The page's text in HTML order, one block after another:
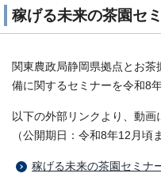
稼げる未来の茶園セ
関東農政局静岡県拠点とお
備に関するセミナーを令和8
以下の外部リンクより、動
（公開期日：令和8年12月頃
稼げる未来の茶園セミナ